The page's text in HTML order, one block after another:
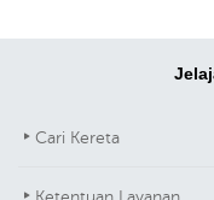
Cari Kereta